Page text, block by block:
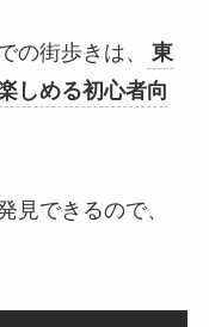
の街歩きは、
東
しめる初心者向
見できるので、